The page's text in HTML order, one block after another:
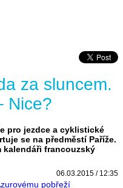
za sluncem.
Nice?
pro jezdce a cyklistické
se na předměstí Paříže.
kalendáři francouzský
06.03.2015 / 12:35